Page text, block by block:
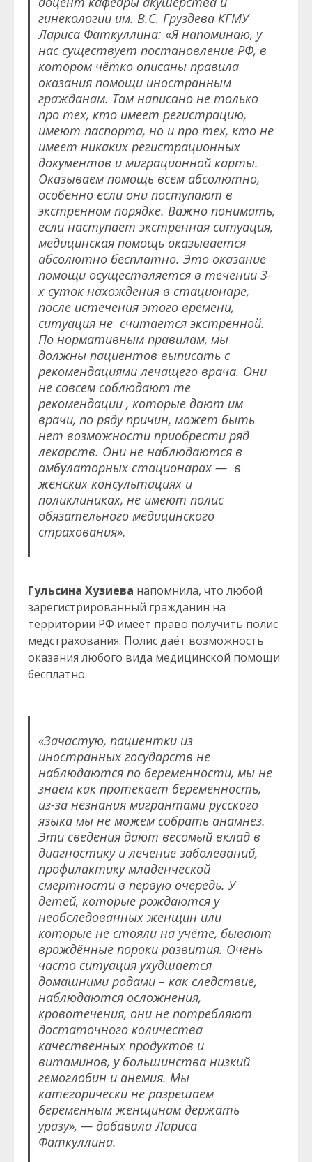
гинекологии им. В.С. Груздева КГМУ
Лариса Фаткуллина: «Я напоминаю, у
нас существует постановление РФ, в
котором чётко описаны правила
оказания помощи иностранным
гражданам. Там написано не только
про тех, кто имеет регистрацию,
имеют паспорта, но и про тех, кто не
имеет никаких регистрационных
документов и миграционной карты.
Оказываем помощь всем абсолютно,
особенно если они поступают в
экстренном порядке. Важно понимать,
если наступает экстренная ситуация,
медицинская помощь оказывается
абсолютно бесплатно. Это оказание
помощи осуществляется в течении 3-
х суток нахождения в стационаре,
после истечения этого времени,
ситуация не считается экстренной.
По нормативным правилам, мы
должны пациентов выписать с
рекомендациями лечащего врача. Они
не совсем соблюдают те
рекомендации , которые дают им
врачи, по ряду причин, может быть
нет возможности приобрести ряд
лекарств. Они не наблюдаются в
амбулаторных стационарах — в
женских консультациях и
поликлиниках, не имеют полис
обязательного медицинского
страхования».
Гульсина Хузиева напомнила, что любой
зарегистрированный гражданин на
территории РФ имеет право получить полис
медстрахования. Полис даёт возможность
оказания любого вида медицинской помощи
бесплатно.
«Зачастую, пациентки из
иностранных государств не
наблюдаются по беременности, мы не
знаем как протекает беременность,
из-за незнания мигрантами русского
языка мы не можем собрать анамнез.
Эти сведения дают весомый вклад в
диагностику и лечение заболеваний,
профилактику младенческой
смертности в первую очередь. У
детей, которые рождаются у
необследованных женщин или
которые не стояли на учёте, бывают
врождённые пороки развития. Очень
часто ситуация ухудшается
домашними родами – как следствие,
наблюдаются осложнения,
кровотечения, они не потребляют
достаточного количества
качественных продуктов и
витаминов, у большинства низкий
гемоглобин и анемия. Мы
категорически не разрешаем
беременным женщинам держать
уразу», — добавила Лариса
Фаткуллина.